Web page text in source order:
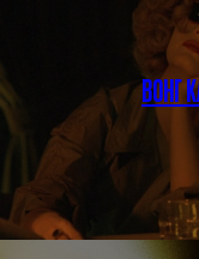
ВОНГ